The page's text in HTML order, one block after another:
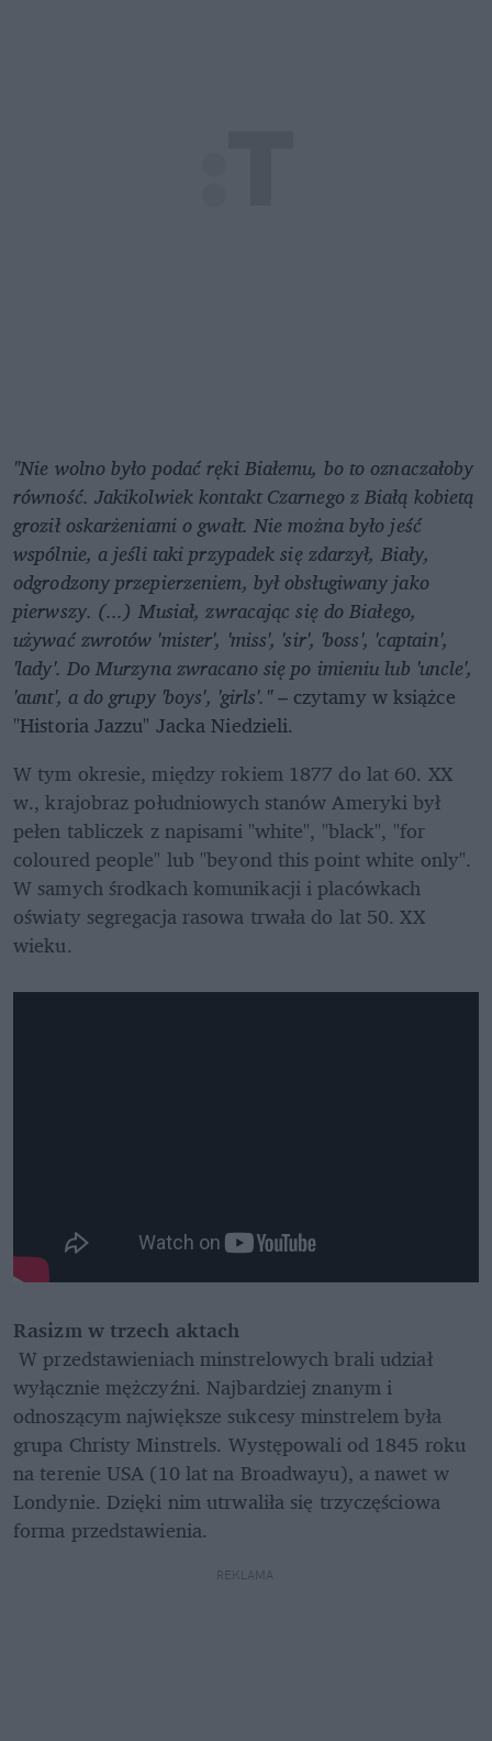
"Nie wolno było podać ręki Białemu, bo to oznaczałoby
równość. Jakikolwiek kontakt Czarnego z Białą kobietą
groził oskarżeniami o gwałt. Nie można było jeść
wspólnie, a jeśli taki przypadek się zdarzył, Biały,
odgrodzony przepierzeniem, był obsługiwany jako
pierwszy. (...) Musiał, zwracając się do Białego,
używać zwrotów 'mister', 'miss', 'sir', 'boss', 'captain',
'lady'. Do Murzyna zwracano się po imieniu lub 'uncle',
'aunt', a do grupy 'boys', 'girls'." – czytamy w książce
"Historia Jazzu" Jacka Niedzieli.
W tym okresie, między rokiem 1877 do lat 60. XX
w., krajobraz południowych stanów Ameryki był
pełen tabliczek z napisami "white", "black", "for
coloured people" lub "beyond this point white only".
W samych środkach komunikacji i placówkach
oświaty segregacja rasowa trwała do lat 50. XX
wieku.
Rasizm w trzech aktach
W przedstawieniach minstrelowych brali udział
wyłącznie mężczyźni. Najbardziej znanym i
odnoszącym największe sukcesy minstrelem była
grupa Christy Minstrels. Występowali od 1845 roku
na terenie USA (10 lat na Broadwayu), a nawet w
Londynie. Dzięki nim utrwaliła się trzyczęściowa
forma przedstawienia.
REKLAMA